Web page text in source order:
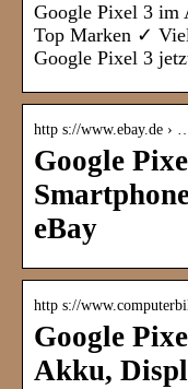
Google Pixel 3 im
Top Marken ✓
Google Pixel 3
http s://www.ebay.de ›
Google
eBay
http s://
Google
Akku,